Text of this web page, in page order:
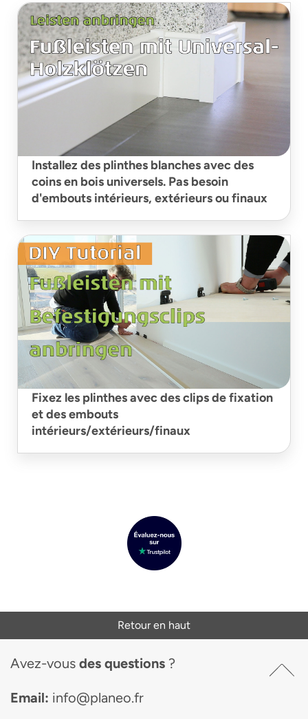
Installez des plinthes blanches avec des
coins en bois universels. Pas besoin
d'embouts intérieurs, extérieurs ou finaux
Fixez les plinthes avec des clips de fixation
et des embouts
intérieurs/extérieurs/finaux
Retour en haut
Avez-vous des questions ?
Email: info@planeo.fr